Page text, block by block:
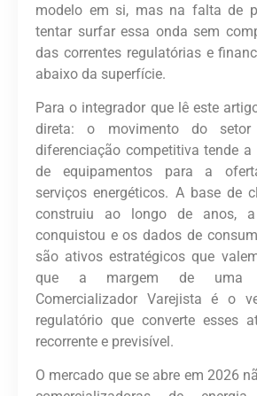
modelo em si, mas na falta de
tentar surfar essa onda sem
das correntes regulatórias e
abaixo da superfície.
Para o integrador que lê este
direta:o movimento do
diferenciação competitiva tende a
de equipamentos para a
serviços energéticos. A base de
construiu ao longo de anos,
conquistou e os dados de
são ativos estratégicos que
que a margem de uma
Comercializador Varejista é o
regulatório que converte esses
recorrente e previsível.
O mercado que se abre em 2026